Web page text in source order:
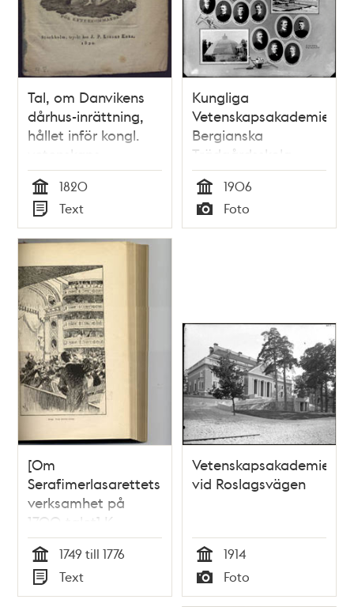
Tal, om Danvikens
dårhus-inrättning,
hållet inför kongl.
vetenskaps-
academien, vid
praesidii
nedläggande, d. 21
juni 1820 / af Christ.
E. von Weigel
Tid
1820
Typ
Text
Kungliga
Vetenskapsakademiens
Bergianska
Trädgårdsskola
1906. Porträtt av
chefen och
personalen
Tid
1906
Typ
Foto
[Om
Serafimerlasarettets
verksamhet på
1700-talet] K.
lazarettet i
Stockholm,
beskrifvit uti et tal,
inför kongl.
Tid
1749 till 1776
Typ
Text
Vetenskapsakademien
vid Roslagsvägen
Tid
1914
Typ
Foto